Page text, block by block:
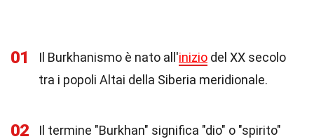
01 Il Burkhanismo è nato all'inizio del XX secolo
tra i popoli Altai della Siberia meridionale.
02
Il termine "Burkhan" significa "dio" o "spirito"